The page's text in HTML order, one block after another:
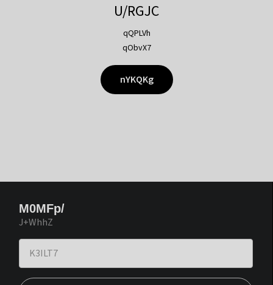
U/RGJC
qQPLVh
qObvX7
nYKQKg
M0MFp/
J+WhhZ